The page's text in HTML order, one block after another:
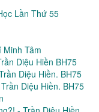
Lần Thứ 55
Tâm
Diệu Hiền BH75
Diệu Hiền. BH75
Diệu Hiền. BH75